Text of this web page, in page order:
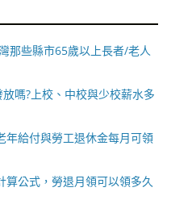
那些縣市65歲以上長者/老人
嗎?上校、中校與少校薪水多
年給付與勞工退休金每月可領
公式，勞退月領可以領多久